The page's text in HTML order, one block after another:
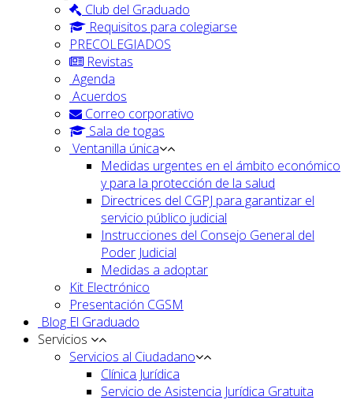
Club del Graduado
Requisitos para colegiarse
PRECOLEGIADOS
Revistas
Agenda
Acuerdos
Correo corporativo
Sala de togas
Ventanilla única
Medidas urgentes en el ámbito económico
y para la protección de la salud
Directrices del CGPJ para garantizar el
servicio público judicial
Instrucciones del Consejo General del
Poder Judicial
Medidas a adoptar
Kit Electrónico
Presentación CGSM
Blog El Graduado
Servicios
Servicios al Ciudadano
Clínica Jurídica
Servicio de Asistencia Jurídica Gratuita